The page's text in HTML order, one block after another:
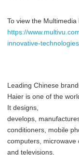
To view the
https://
innovative-
Leading Chinese
Haier is one of the
It designs,
develops,
conditioners, mobile
computers, microwave
and televisions.